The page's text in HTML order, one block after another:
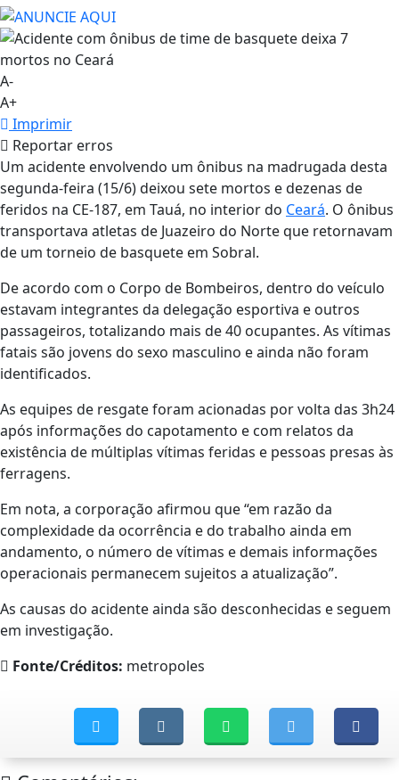
A-
A+
Imprimir
Reportar erros
Um acidente envolvendo um ônibus na madrugada desta
segunda-feira (15/6) deixou sete mortos e dezenas de
feridos na CE-187, em Tauá, no interior do Ceará. O ônibus
transportava atletas de Juazeiro do Norte que retornavam
de um torneio de basquete em Sobral.
De acordo com o Corpo de Bombeiros, dentro do veículo
estavam integrantes da delegação esportiva e outros
passageiros, totalizando mais de 40 ocupantes. As vítimas
fatais são jovens do sexo masculino e ainda não foram
identificados.
As equipes de resgate foram acionadas por volta das 3h24
após informações do capotamento e com relatos da
existência de múltiplas vítimas feridas e pessoas presas às
ferragens.
Em nota, a corporação afirmou que “em razão da
complexidade da ocorrência e do trabalho ainda em
andamento, o número de vítimas e demais informações
operacionais permanecem sujeitos a atualização”.
As causas do acidente ainda são desconhecidas e seguem
em investigação.
Fonte/Créditos: metropoles